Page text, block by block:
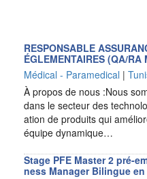
RESPONSABLE
ÉGLEMENTAIRES (QA/RA
Médical - Paramedical |
À propos de nous :Nous
dans le secteur des
ation de produits qui
équipe dynamique…
Stage PFE Master 2 pré-
ness Manager Bilingue